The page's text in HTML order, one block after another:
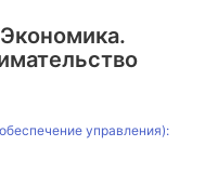
управления):